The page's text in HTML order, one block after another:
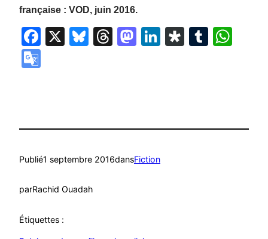
française : VOD, juin 2016.
Facebook
X Bluesky
Threads
Mastodon
LinkedIn
Diaspora
Publié1 septembre 2016dansFiction
parRachid Ouadah
Étiquettes :